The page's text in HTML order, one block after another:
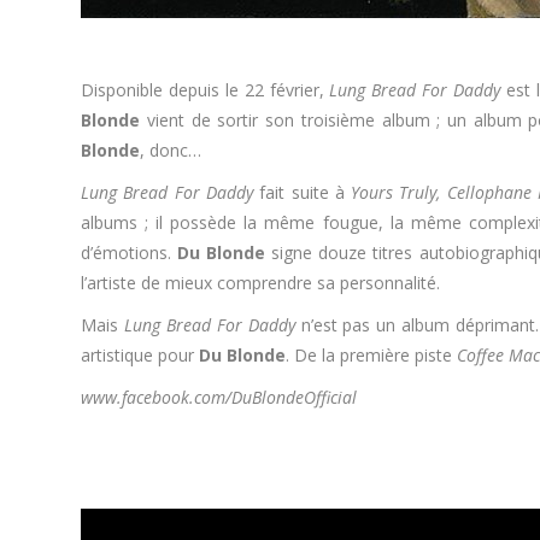
Disponible depuis le 22 février,Lung Bread For Daddyest
Blonde vient de sortir son troisième album ; un album
Blonde, donc…
Lung Bread For Daddyfait suite à Yours Truly, Cellophane
albums ; il possède la même fougue, la même
d’émotions. Du Blonde signe douze titres
l’artiste de mieux comprendre sa personnalité.
MaisLung Bread For Daddyn’est pas un album
artistique pour Du Blonde. De la première piste Coffee
www.facebook.com/DuBlondeOfficial